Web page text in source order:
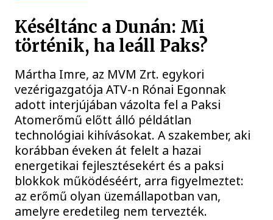
Késéltánc a Dunán: Mi
történik, ha leáll Paks?
Mártha Imre, az MVM Zrt. egykori
vezérigazgatója ATV-n Rónai Egonnak
adott interjújában vázolta fel a Paksi
Atomerőmű előtt álló példátlan
technológiai kihívásokat. A szakember, aki
korábban éveken át felelt a hazai
energetikai fejlesztésekért és a paksi
blokkok működéséért, arra figyelmeztet:
az erőmű olyan üzemállapotban van,
amelyre eredetileg nem tervezték.